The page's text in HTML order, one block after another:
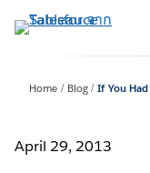
ไป
Home Blog If You
April 29, 2013